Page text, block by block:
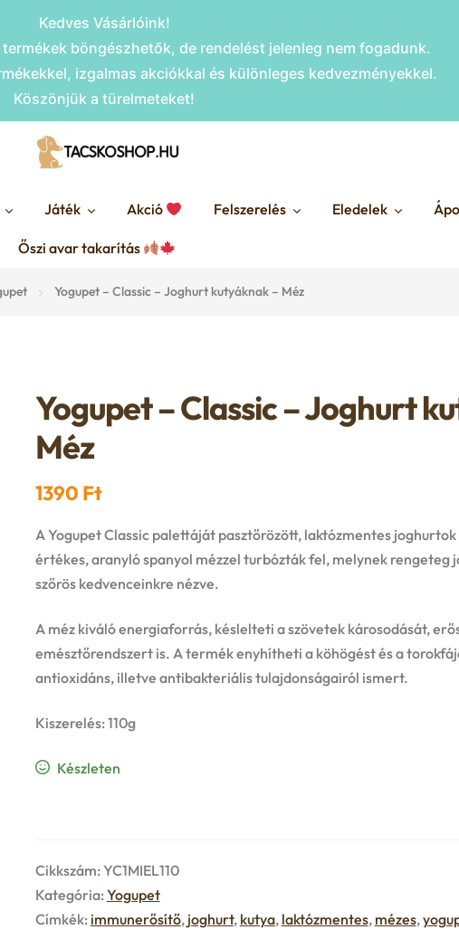
Kedves Vásárlóink!
böngészhetők, de rendelést jelenleg nem fogadunk.
izgalmas akciókkal és különleges kedvezményekkel.
Köszönjük a türelmeteket!
Játék Akció Felszerelés Eledelek
Őszi avar takarítás
Yogupet – Classic – Joghurt kutyáknak – Méz
Yogupet – Classic – Joghurt
Méz
1390 Ft
A Yogupet Classic palettáját pasztőrözött, laktózmentes
értékes, aranyló spanyol mézzel turbózták fel, melynek rengeteg
szőrös kedvenceinkre nézve.
A méz kiváló energiaforrás, késlelteti a szövetek károsodását,
emésztőrendszert is. A termék enyhítheti a köhögést és a
antioxidáns, illetve antibakteriális tulajdonságairól ismert.
Kiszerelés: 110g
Készleten
Cikkszám:YC1MIEL110
Kategória:Yogupet
Címkék: immunerősítő, joghurt, kutya, laktózmentes, mézes,